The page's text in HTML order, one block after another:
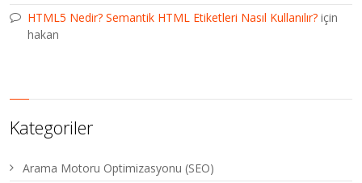
HTML5 Nedir? Semantik HTML Etiketleri Nasıl Kullanılır? için
hakan
Kategoriler
Arama Motoru Optimizasyonu (SEO)